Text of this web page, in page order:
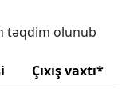
təqdim olunub
Çıxış vaxtı*